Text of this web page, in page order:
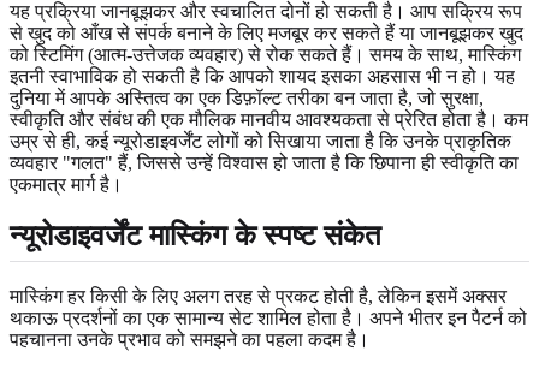
यह प्रक्रिया जानबूझकर और स्वचालित दोनों हो सकती है। आप सक्रिय रूप
से खुद को आँख से संपर्क बनाने के लिए मजबूर कर सकते हैं या जानबूझकर खुद
को स्टिमिंग (आत्म-उत्तेजक व्यवहार) से रोक सकते हैं। समय के साथ, मास्किंग
इतनी स्वाभाविक हो सकती है कि आपको शायद इसका अहसास भी न हो। यह
दुनिया में आपके अस्तित्व का एक डिफ़ॉल्ट तरीका बन जाता है, जो सुरक्षा,
स्वीकृति और संबंध की एक मौलिक मानवीय आवश्यकता से प्रेरित होता है। कम
उम्र से ही, कई न्यूरोडाइवर्जेंट लोगों को सिखाया जाता है कि उनके प्राकृतिक
व्यवहार "गलत" हैं, जिससे उन्हें विश्वास हो जाता है कि छिपाना ही स्वीकृति का
एकमात्र मार्ग है।
न्यूरोडाइवर्जेंट मास्किंग के स्पष्ट संकेत
मास्किंग हर किसी के लिए अलग तरह से प्रकट होती है, लेकिन इसमें अक्सर
थकाऊ प्रदर्शनों का एक सामान्य सेट शामिल होता है। अपने भीतर इन पैटर्न को
पहचानना उनके प्रभाव को समझने का पहला कदम है।